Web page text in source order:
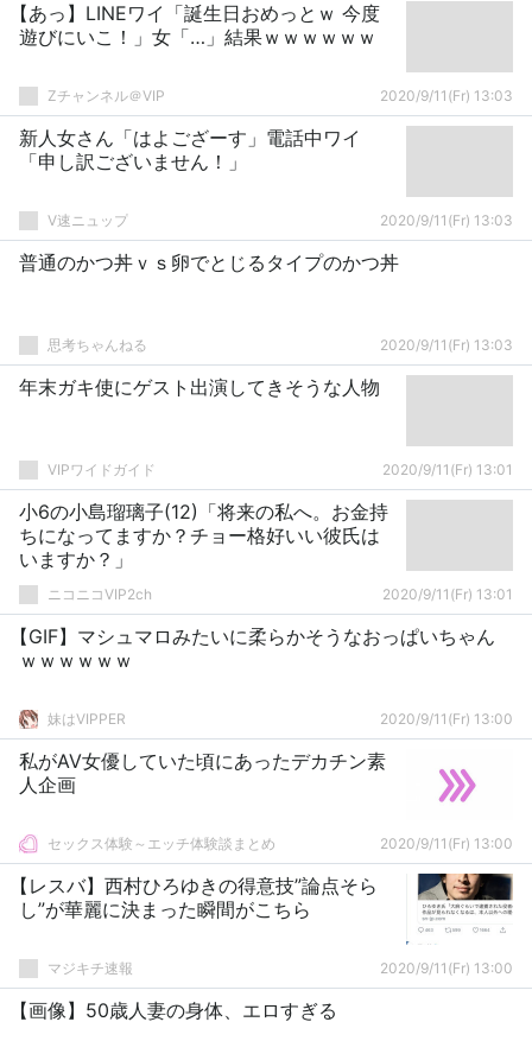
【あっ】LINEワイ「誕生日おめっとｗ 今度
遊びにいこ！」女「…」結果ｗｗｗｗｗｗ
Zチャンネル＠VIP 2020/9/11(Fr) 13:03
新人女さん「はよござーす」電話中ワイ
「申し訳ございません！」
V速ニュップ 2020/9/11(Fr) 13:03
普通のかつ丼ｖｓ卵でとじるタイプのかつ丼
思考ちゃんねる 2020/9/11(Fr) 13:03
年末ガキ使にゲスト出演してきそうな人物
VIPワイドガイド 2020/9/11(Fr) 13:01
小6の小島瑠璃子(12)「将来の私へ。お金持
ちになってますか？チョー格好いい彼氏は
いますか？」
ニコニコVIP2ch 2020/9/11(Fr) 13:01
【GIF】マシュマロみたいに柔らかそうなおっぱいちゃん
ｗｗｗｗｗｗ
妹はVIPPER 2020/9/11(Fr) 13:00
私がAV女優していた頃にあったデカチン素
人企画
セックス体験～エッチ体験談まとめ 2020/9/11(Fr) 13:00
【レスバ】西村ひろゆきの得意技”論点そら
し”が華麗に決まった瞬間がこちら
マジキチ速報 2020/9/11(Fr) 13:00
【画像】50歳人妻の身体、エロすぎる